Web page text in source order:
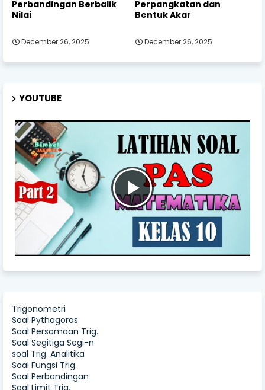
Perbandingan Berbalik
Nilai
December 26, 2025
Perpangkatan dan
Bentuk Akar
December 26, 2025
YOUTUBE
Trigonometri
Soal Pythagoras
Soal Persamaan Trig.
Soal Segitiga Segi-n
soal Trig. Analitika
Soal Fungsi Trig.
Soal Perbandingan